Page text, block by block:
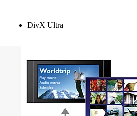
DivX Ultra